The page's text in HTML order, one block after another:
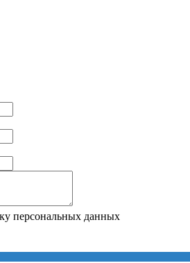
персональных данных